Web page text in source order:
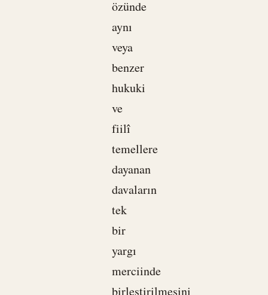
özünde
aynı
veya
benzer
hukuki
ve
fiilî
temellere
dayanan
davaların
tek
bir
yargı
merciinde
birleştirilmesini